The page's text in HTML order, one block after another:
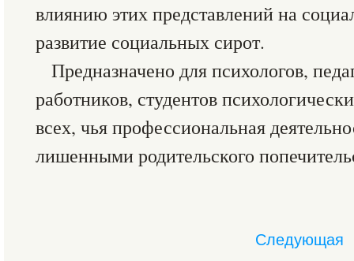
влиянию этих представлений на
развитие социальных сирот.
Предназначено для психологов,
работников, студентов
всех, чья профессиональная
лишенными родительского
Следующая